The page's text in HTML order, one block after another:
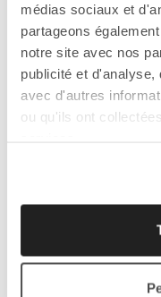
médias sociaux et
partageons
notre site avec nos
publicité et
avec d'autres
ou qu'ils ont
FAVORI